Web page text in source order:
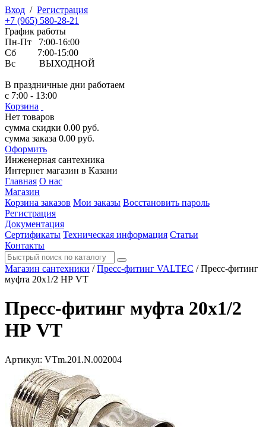
Вход / Регистрация
+7 (965) 580-28-21
График работы
Пн-Пт 7:00-16:00
Сб 7:00-15:00
Вс ВЫХОДНОЙ
В праздничные дни работаем
с 7:00 - 13:00
Корзина
Нет товаров
сумма скидки 0.00 руб.
сумма заказа 0.00 руб.
Оформить
Инженерная сантехника
Интернет магазин в Казани
Главная О нас
Магазин
Корзина заказов Мои заказы Восстановить пароль
Регистрация
Документация
Сертификаты Техническая информация Статьи
Контакты
Магазин сантехники / Пресс-фитинг VALTEC / Пресс-фитинг
муфта 20х1/2 НР VT
Пресс-фитинг муфта 20х1/2
НР VT
Артикул: VTm.201.N.002004